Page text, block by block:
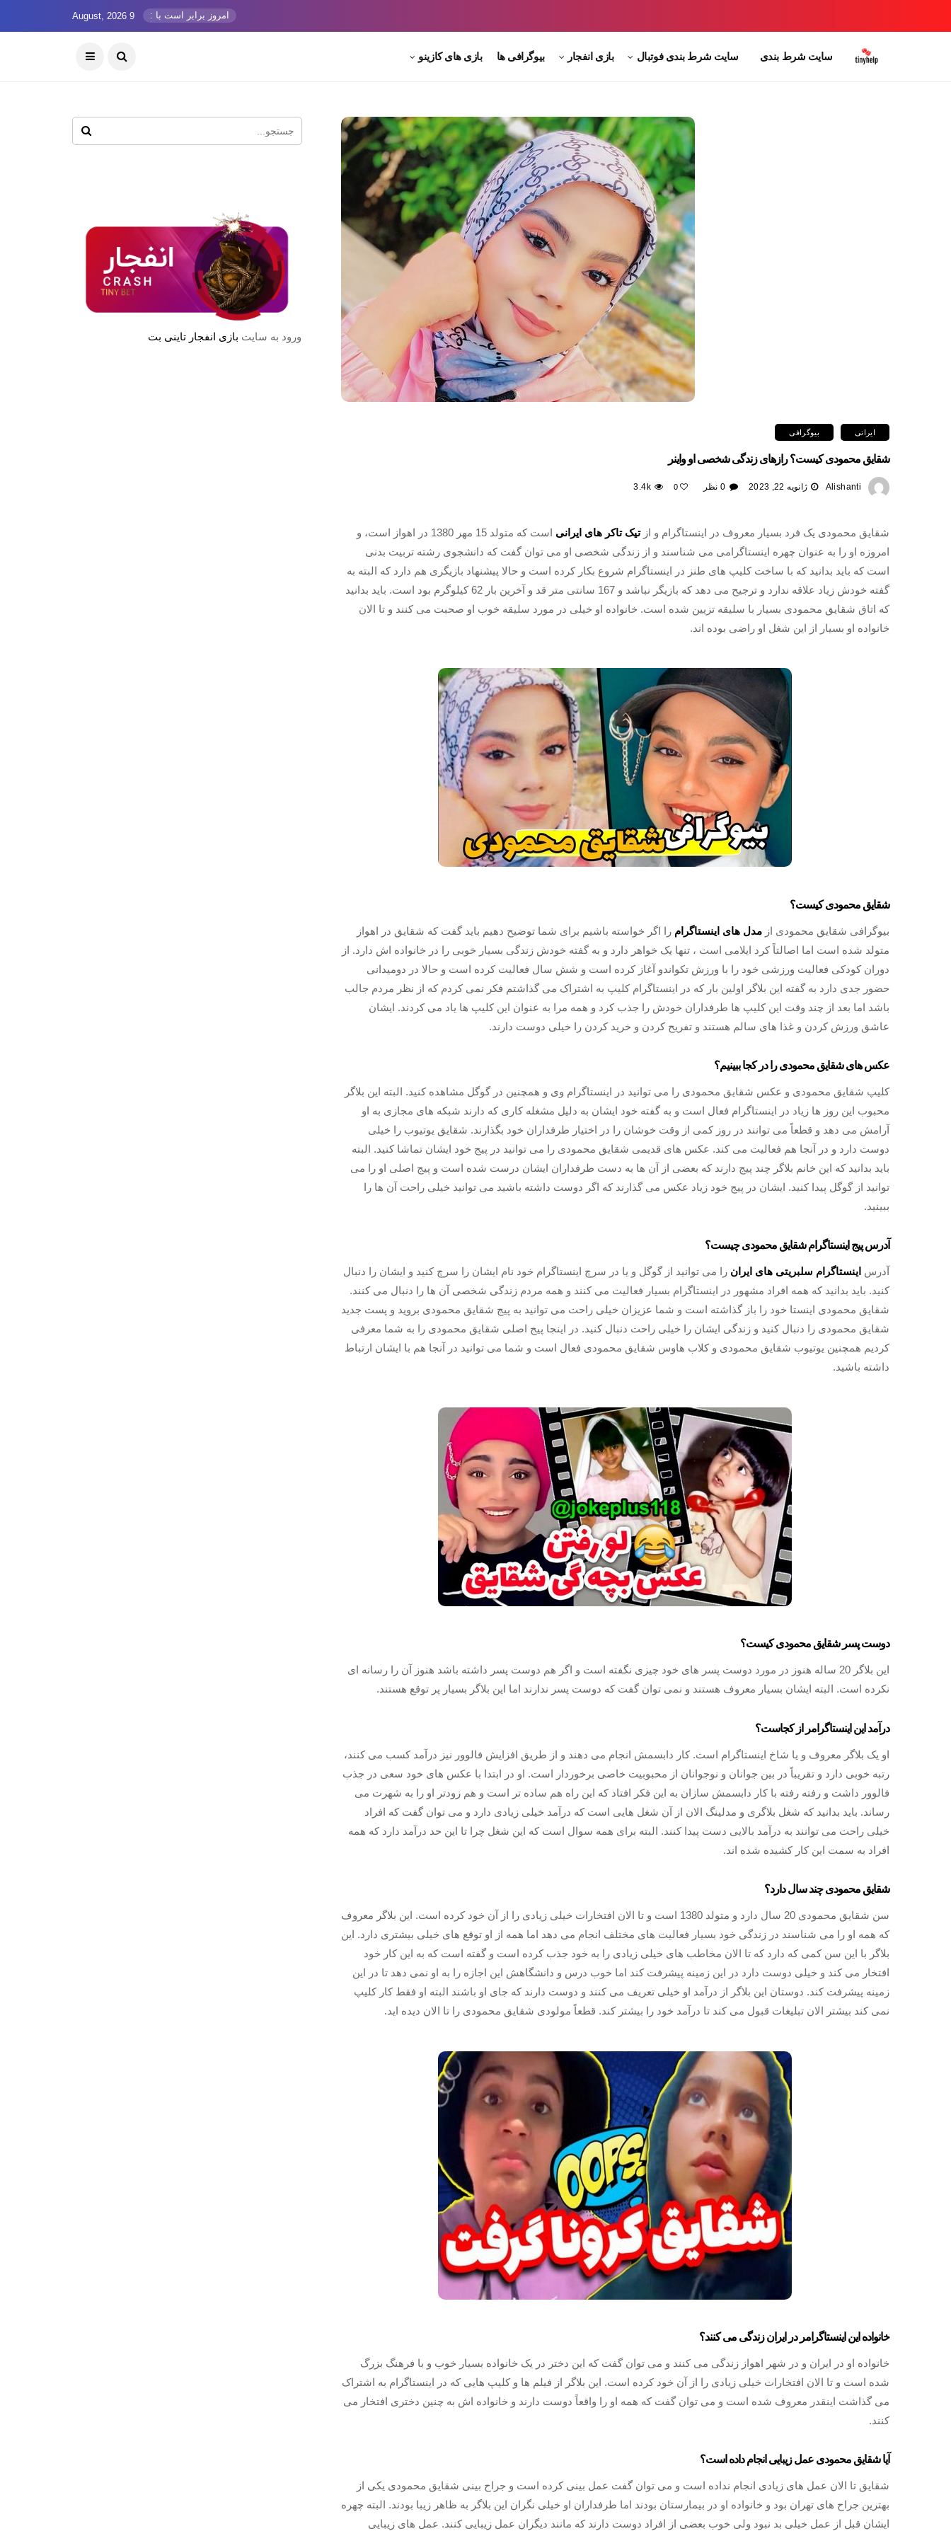
امروز برابر است با : 9 August, 2026
سایت شرط بندی سایت شرط بندی فوتبال بازی انفجار بیوگرافی ها بازی های کازینو
ایرانی بیوگرافی
شقایق محمودی کیست؟ رازهای زندگی شخصی او واینر
Alishanti ژانویه 22, 2023 0 نظر 0
3.4k
شقایق محمودی یک فرد بسیار معروف در اینستاگرام و ازتیک تاکر های ایرانی
است که متولد 15 مهر 1380 در اهواز است، و
امروزه او را به عنوان چهره اینستاگرامی می شناسند و از زندگی شخصی او می توان گفت که دانشجوی رشته تربیت بدنی
است که باید بدانید که با ساخت کلیپ های طنز در اینستاگرام شروع بکار کرده است و حالا پیشنهاد بازیگری هم دارد که البته به
گفته خودش زیاد علاقه ندارد و ترجیح می دهد که بازیگر نباشد و 167 سانتی متر قد و آخرین بار 62 کیلوگرم بود است. باید بدانید
که اتاق شقایق محمودی بسیار با سلیقه تزیین شده است. خانواده او خیلی در مورد سلیقه خوب او صحبت می کنند و تا الان
خانواده او بسیار از این شغل او راضی بوده اند.
شقایق محمودی کیست؟
بیوگرافی شقایق محمودی از مدل های اینستاگرام را اگر خواسته باشیم برای شما توضیح دهیم باید گفت که شقایق در اهواز
متولد شده است اما اصالتاً کرد ایلامی است ، تنها یک خواهر دارد و به گفته خودش زندگی بسیار خوبی را در خانواده اش دارد. از
دوران کودکی فعالیت ورزشی خود را با ورزش تکواندو آغاز کرده است و شش سال فعالیت کرده است و حالا در دومیدانی
حضور جدی دارد به گفته این بلاگر اولین بار که در اینستاگرام کلیپ به اشتراک می گذاشتم فکر نمی کردم که از نظر مردم جالب
باشد اما بعد از چند وقت این کلیپ ها طرفداران خودش را جذب کرد و همه مرا به عنوان این کلیپ ها یاد می کردند. ایشان
عاشق ورزش کردن و غذا های سالم هستند و تفریح کردن و خرید کردن را خیلی دوست دارند.
عکس های شقایق محمودی را در کجا ببینیم؟
کلیپ شقایق محمودی و عکس شقایق محمودی را می توانید در اینستاگرام وی و همچنین در گوگل مشاهده کنید. البته این بلاگر
محبوب این روز ها زیاد در اینستاگرام فعال است و به گفته خود ایشان به دلیل مشغله کاری که دارند شبکه های مجازی به او
آرامش می دهد و قطعاً می توانند در روز کمی از وقت خوشان را در اختیار طرفداران خود بگذارند. شقایق یوتیوب را خیلی
دوست دارد و در آنجا هم فعالیت می کند. عکس های قدیمی شقایق محمودی را می توانید در پیج خود ایشان تماشا کنید. البته
باید بدانید که این خانم بلاگر چند پیج دارند که بعضی از آن ها به دست طرفداران ایشان درست شده است و پیج اصلی او را می
توانید از گوگل پیدا کنید. ایشان در پیج خود زیاد عکس می گذارند که اگر دوست داشته باشید می توانید خیلی راحت آن ها را
ببینید.
آدرس پیج اینستاگرام شقایق محمودی چیست؟
آدرس اینستاگرام سلبریتی های ایران را می توانید از گوگل و یا در سرچ اینستاگرام خود نام ایشان را سرچ کنید و ایشان را دنبال
کنید. باید بدانید که همه افراد مشهور در اینستاگرام بسیار فعالیت می کنند و همه مردم زندگی شخصی آن ها را دنبال می کنند.
شقایق محمودی اینستا خود را باز گذاشته است و شما عزیزان خیلی راحت می توانید به پیج شقایق محمودی بروید و پست جدید
شقایق محمودی را دنبال کنید و زندگی ایشان را خیلی راحت دنبال کنید. در اینجا پیج اصلی شقایق محمودی را به شما معرفی
کردیم همچنین یوتیوب شقایق محمودی و کلاب هاوس شقایق محمودی فعال است و شما می توانید در آنجا هم با ایشان ارتباط
داشته باشید.
دوست پسر شقایق محمودی کیست؟
این بلاگر 20 ساله هنوز در مورد دوست پسر های خود چیزی نگفته است و اگر هم دوست پسر داشته باشد هنوز آن را رسانه ای
نکرده است. البته ایشان بسیار معروف هستند و نمی توان گفت که دوست پسر ندارند اما این بلاگر بسیار پر توقع هستند.
درآمد این اینستاگرامر از کجاست؟
او یک بلاگر معروف و یا شاخ اینستاگرام است. کار دابسمش انجام می دهند و از طریق افزایش فالوور نیز درآمد کسب می کنند،
رتبه خوبی دارد و تقریباً در بین جوانان و نوجوانان از محبوبیت خاصی برخوردار است. او در ابتدا با عکس های خود سعی در جذب
فالوور داشت و رفته رفته با کار دابسمش سازان به این فکر افتاد که این راه هم ساده تر است و هم زودتر او را به شهرت می
رساند. باید بدانید که شغل بلاگری و مدلینگ الان از آن شغل هایی است که درآمد خیلی زیادی دارد و می توان گفت که افراد
خیلی راحت می توانند به درآمد بالایی دست پیدا کنند. البته برای همه سوال است که این شغل چرا تا این حد درآمد دارد که همه
افراد به سمت این کار کشیده شده اند.
شقایق محمودی چند سال دارد؟
سن شقایق محمودی 20 سال دارد و متولد 1380 است و تا الان افتخارات خیلی زیادی را از آن خود کرده است. این بلاگر معروف
که همه او را می شناسند در زندگی خود بسیار فعالیت های مختلف انجام می دهد اما همه از او توقع های خیلی بیشتری دارد. این
بلاگر با این سن کمی که دارد که تا الان مخاطب های خیلی زیادی را به خود جذب کرده است و گفته است که به این کار خود
افتخار می کند و خیلی دوست دارد در این زمینه پیشرفت کند اما خوب درس و دانشگاهش این اجازه را به او نمی دهد تا در این
زمینه پیشرفت کند. دوستان این بلاگر از درآمد او خیلی تعریف می کنند و دوست دارند که جای او باشند البته او فقط کار کلیپ
نمی کند بیشتر الان تبلیغات قبول می کند تا درآمد خود را بیشتر کند. قطعاً مولودی شقایق محمودی را تا الان دیده اید.
خانواده این اینستاگرامر در ایران زندگی می کنند؟
خانواده او در ایران و در شهر اهواز زندگی می کنند و می توان گفت که این دختر در یک خانواده بسیار خوب و با فرهنگ بزرگ
شده است و تا الان افتخارات خیلی زیادی را از آن خود کرده است. این بلاگر از فیلم ها و کلیپ هایی که در اینستاگرام به اشتراک
می گذاشت اینقدر معروف شده است و می توان گفت که همه او را واقعاً دوست دارند و خانواده اش به چنین دختری افتخار می
کنند.
آیا شقایق محمودی عمل زیبایی انجام داده است؟
شقایق تا الان عمل های زیادی انجام نداده است و می توان گفت عمل بینی کرده است و جراح بینی شقایق محمودی یکی از
بهترین جراح های تهران بود و خانواده او در بیمارستان بودند اما طرفداران او خیلی نگران این بلاگر به ظاهر زیبا بودند. البته چهره
ایشان قبل از عمل خیلی بد نبود ولی خوب بعضی از افراد دوست دارند که مانند دیگران عمل زیبایی کنند. عمل های زیبایی
ورود به سایت بازی انفجار تاینی بت